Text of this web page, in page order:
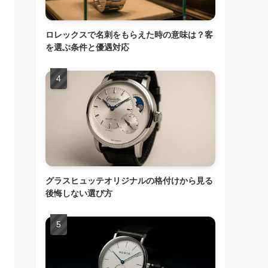
ロレックスで名刺をもらえた時の意味は？客
を選ぶ条件と優遇対応
グラスヒュッテオリジナルの格付けから見る
後悔しない選び方